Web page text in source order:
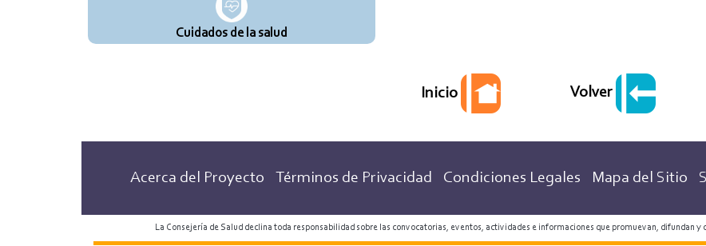
Cuidados de la salud
Inicio Volver
Acerca del Proyecto Términos de Privacidad Condiciones Legales Mapa del Sitio
La Consejería de Salud declina toda responsabilidad sobre las convocatorias, eventos, actividades e informaciones que promuevan, difundan